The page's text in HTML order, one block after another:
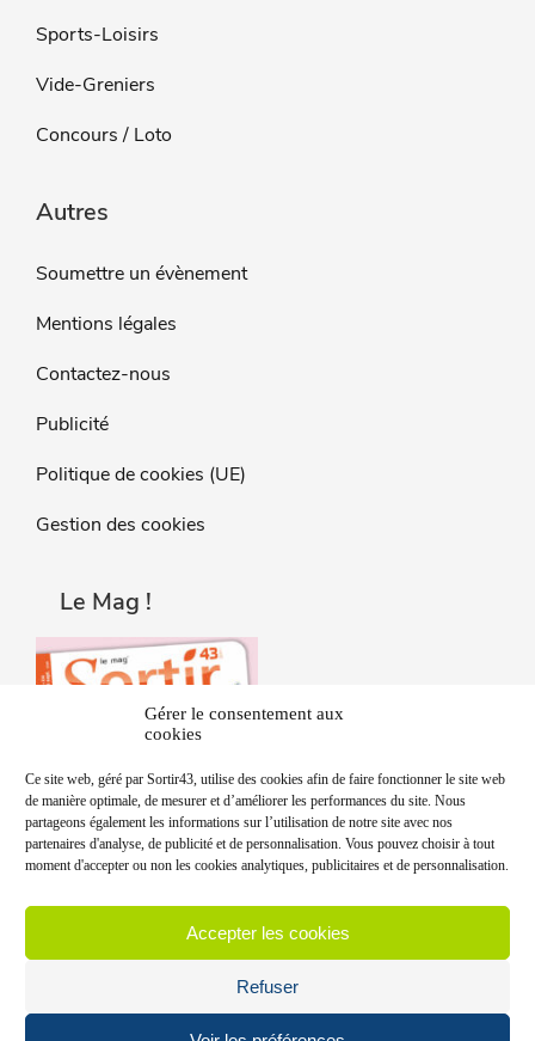
Gérer le consentement aux
cookies
Ce site web, géré par Sortir43, utilise des cookies afin de faire fonctionner le site web
de manière optimale, de mesurer et d’améliorer les performances du site. Nous
partageons également les informations sur l’utilisation de notre site avec nos
partenaires d'analyse, de publicité et de personnalisation. Vous pouvez choisir à tout
moment d'accepter ou non les cookies analytiques, publicitaires et de personnalisation.
Accepter les cookies
Refuser
Sports-Loisirs
Vide-Greniers
Concours / Loto
Autres
Soumettre un évènement
Mentions légales
Contactez-nous
Publicité
Politique de cookies (UE)
Gestion des cookies
Le Mag !